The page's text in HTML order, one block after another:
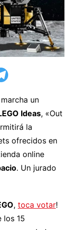
un
Ideas, «Out
la
ofrecidos en
online
. Un jurado
, toca votar!
los 15